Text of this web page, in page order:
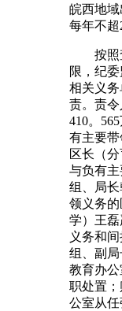
皖西地域
每年不超
按照查
限，纪
相关义
责。责
410。
有主要
区长（
与负有
组、局
领义务
学）王
义务和
组、副
教育办
职处置
公室从